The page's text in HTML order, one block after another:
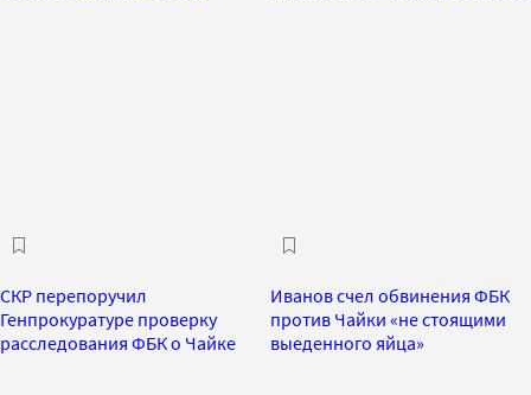
СКР перепоручил
Генпрокуратуре проверку
расследования ФБК о Чайке
Иванов счел обвинения ФБК
против Чайки «не стоящими
выеденного яйца»